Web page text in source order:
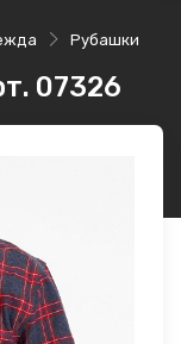
Рубашки
07326